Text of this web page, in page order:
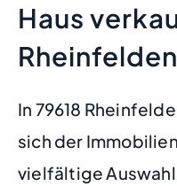
Haus
In 79618
sich der
vielfältige